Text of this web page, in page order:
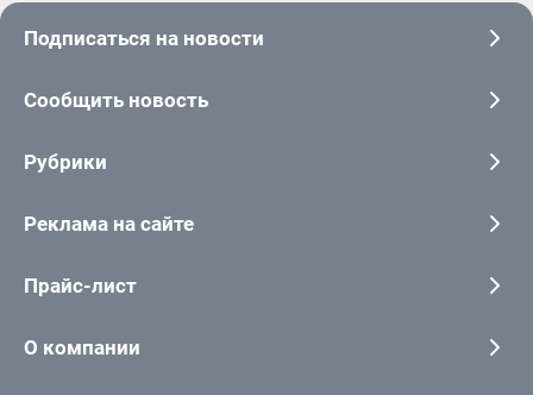
Подписаться на новости
Сообщить новость
Рубрики
Реклама на сайте
Прайс-лист
О компании